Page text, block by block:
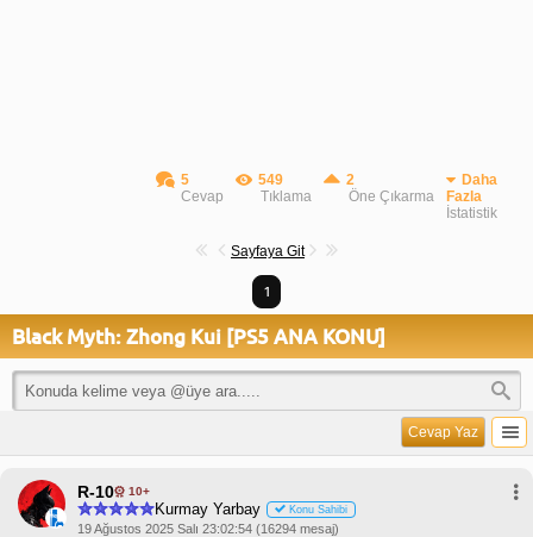
5
Cevap
549
Tıklama
2
Öne Çıkarma
Daha
Fazla
İstatistik
Sayfaya Git
1
Black Myth: Zhong Kui [PS5 ANA KONU]
Cevap Yaz
R-10 10+
Kurmay Yarbay Konu Sahibi
19 Ağustos 2025 Salı 23:02:54 (16294 mesaj)